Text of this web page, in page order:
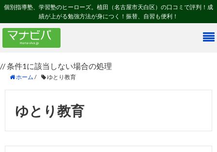
個別指導塾、学習塾のヒーローズ。植田（名古屋市天白区）の口コミで評判！成
績が上がる勉強方法が身につく！振替、自習も便利！
// 条件1に該当しない場合の処理
ホーム / ゆとり教育
ゆとり教育